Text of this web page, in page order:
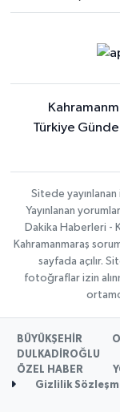
Türkiye
Sitede
Yayınlanan
Dakika Haberleri -
Kahramanmaraş
sayfada açılır.
fotoğraflar izin
BÜYÜKŞEHİR
DULKADİROĞLU
ÖZEL HABER
Gizlilik